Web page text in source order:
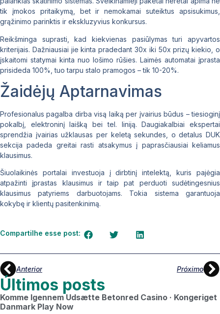
tik įmokos pritaikymą, bet ir nemokamai suteiktus apsisukimus,
grąžinimo parinktis ir ekskluzyvius konkursus.
Reikšminga suprasti, kad kiekvienas pasiūlymas turi apyvartos
kriterijais. Dažniausiai jie kinta pradedant 30x iki 50x prizų kiekio, o
įskaitomi statymai kinta nuo lošimo rūšies. Laimės automatai įprasta
prisideda 100%, tuo tarpu stalo pramogos – tik 10-20%.
Žaidėjų Aptarnavimas
Profesionalus pagalba dirba visą laiką per įvairius būdus – tiesioginį
pokalbį, elektroninį laišką bei tel. liniją. Daugiakalbiai ekspertai
sprendžia įvairias užklausas per keletą sekundes, o detalus DUK
sekcija padeda greitai rasti atsakymus į paprasčiausiai keliamus
klausimus.
Šiuolaikinės portalai investuoja į dirbtinį intelektą, kuris pajėgia
atpažinti įprastas klausimus ir taip pat perduoti sudėtingesnius
klausimus patyriems darbuotojams. Tokia sistema garantuoja
kokybę ir klientų pasitenkinimą.
Compartilhe esse post:
Anterior Próximo
Últimos posts
Komme Igennem Udsætte Betonred Casino · Kongeriget
Danmark Play Now